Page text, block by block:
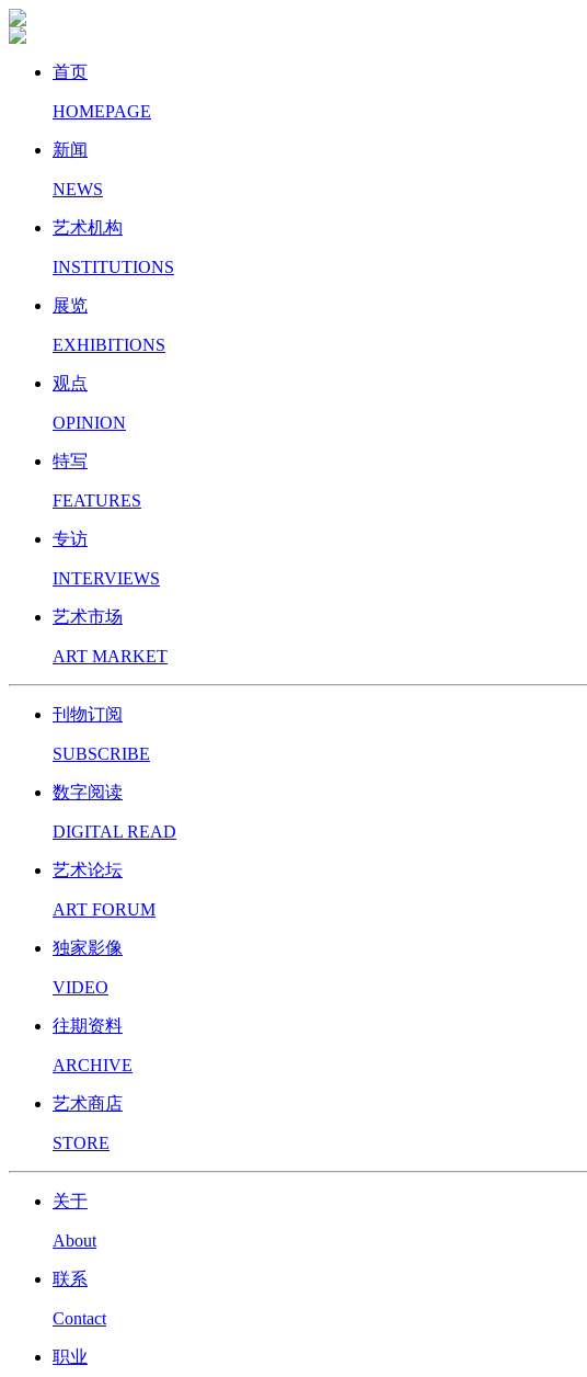
首页
HOMEPAGE
新闻
NEWS
艺术机构
INSTITUTIONS
展览
EXHIBITIONS
观点
OPINION
特写
FEATURES
专访
INTERVIEWS
艺术市场
ART MARKET
刊物订阅
SUBSCRIBE
数字阅读
DIGITAL READ
艺术论坛
ART FORUM
独家影像
VIDEO
往期资料
ARCHIVE
艺术商店
STORE
关于
About
联系
Contact
职业